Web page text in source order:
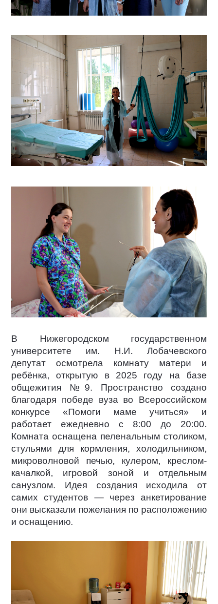
В Нижегородском государственном
университете им. Н.И. Лобачевского
депутат осмотрела комнату матери и
ребёнка, открытую в 2025 году на базе
общежития №9. Пространство создано
благодаря победе вуза во Всероссийском
конкурсе «Помоги маме учиться» и
работает ежедневно с 8:00 до 20:00.
Комната оснащена пеленальным столиком,
стульями для кормления, холодильником,
микроволновой печью, кулером, креслом-
качалкой, игровой зоной и отдельным
санузлом. Идея создания исходила от
самих студентов — через анкетирование
они высказали пожелания по расположению
и оснащению.